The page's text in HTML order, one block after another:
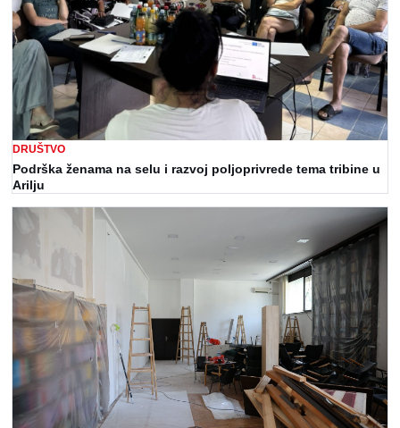
DRUŠTVO
Podrška ženama na selu i razvoj poljoprivrede tema tribine u
Arilju